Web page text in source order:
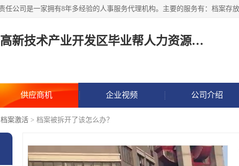
长沙高新技术产业开发区毕业帮人力资源咨询有限责任公司
供应商机 企业视频 公司介绍
档案激活 > 档案被拆开了该怎么办？